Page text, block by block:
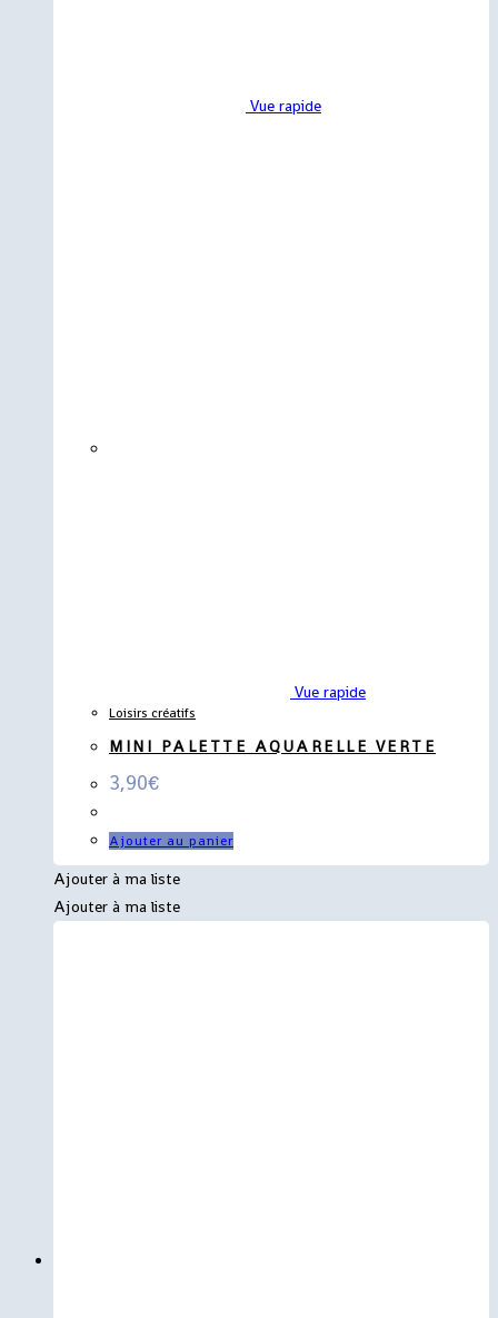
Vue rapide
Vue rapide
Loisirs créatifs
MINI PALETTE AQUARELLE VERTE
3,90€
Ajouter au panier
Ajouter à ma liste
Ajouter à ma liste